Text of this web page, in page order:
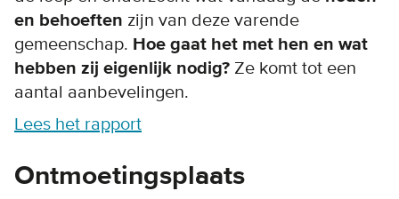
en behoeften zijn van deze varende
gemeenschap. Hoe gaat het met hen en wat
hebben zij eigenlijk nodig? Ze komt tot een
aantal aanbevelingen.
Lees het rapport
Ontmoetingsplaats